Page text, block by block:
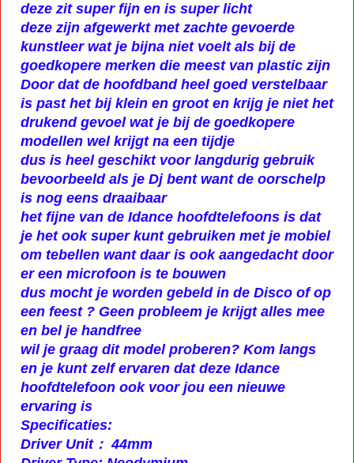
deze zit super fijn en is super licht
deze zijn afgewerkt met zachte gevoerde
kunstleer wat je bijna niet voelt als bij de
goedkopere merken die meest van plastic zijn
Door dat de hoofdband heel goed verstelbaar
is past het bij klein en groot en krijg je niet het
drukend gevoel wat je bij de goedkopere
modellen wel krijgt na een tijdje
dus is heel geschikt voor langdurig gebruik
bevoorbeeld als je Dj bent want de oorschelp
is nog eens draaibaar
het fijne van de Idance hoofdtelefoons is dat
je het ook super kunt gebruiken met je mobiel
om tebellen want daar is ook aangedacht door
er een microfoon is te bouwen
dus mocht je worden gebeld in de Disco of op
een feest ? Geen probleem je krijgt alles mee
en bel je handfree
wil je graag dit model proberen? Kom langs
en je kunt zelf ervaren dat deze Idance
hoofdtelefoon ook voor jou een nieuwe
ervaring is
Specificaties:
Driver Unit： 44mm